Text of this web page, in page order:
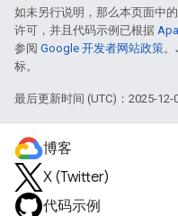
如未另行说明，那么本页面中
许可，并且代码示例已根据
参阅 Google 开发者网站政策
标。
最后更新时间 (UTC)：2025-12-
博客
X (Twitter)
代码示例